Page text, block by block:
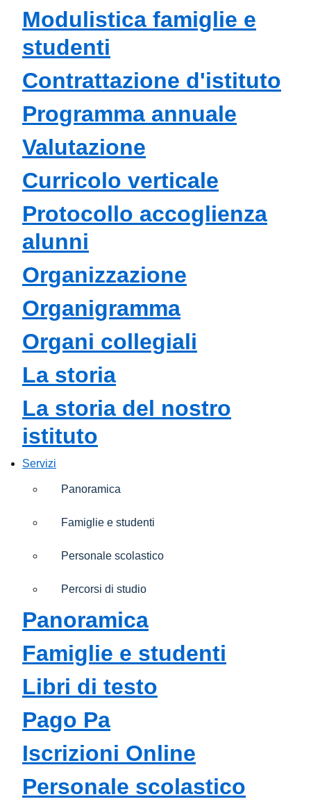
Modulistica famiglie e
studenti
Contrattazione d'istituto
Programma annuale
Valutazione
Curricolo verticale
Protocollo accoglienza
alunni
Organizzazione
Organigramma
Organi collegiali
La storia
La storia del nostro
istituto
Servizi
Panoramica
Famiglie e studenti
Personale scolastico
Percorsi di studio
Panoramica
Famiglie e studenti
Libri di testo
Pago Pa
Iscrizioni Online
Personale scolastico